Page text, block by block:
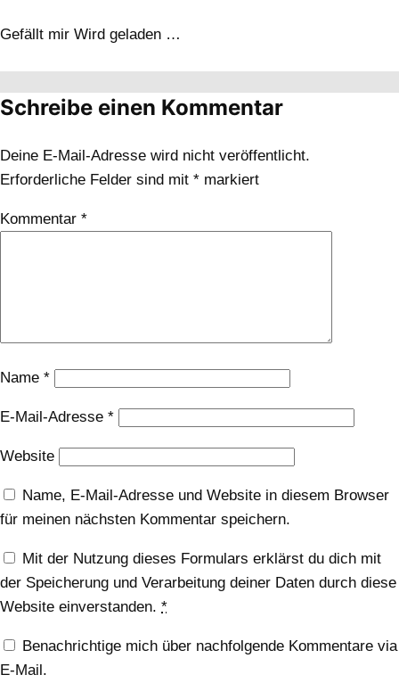
Gefällt mir Wird geladen …
Schreibe einen Kommentar
Deine E-Mail-Adresse wird nicht veröffentlicht.
Erforderliche Felder sind mit * markiert
Kommentar *
Name *
E-Mail-Adresse *
Website
Name, E-Mail-Adresse und Website in diesem Browser
für meinen nächsten Kommentar speichern.
Mit der Nutzung dieses Formulars erklärst du dich mit
der Speicherung und Verarbeitung deiner Daten durch diese
Website einverstanden. *
Benachrichtige mich über nachfolgende Kommentare via
E-Mail.